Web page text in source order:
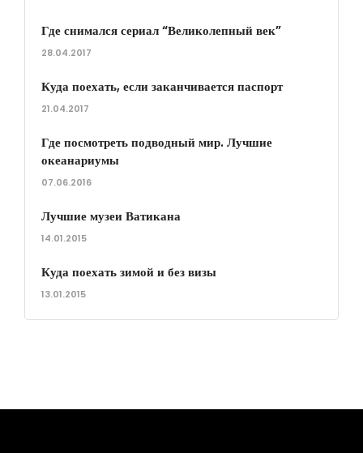
Где снимался сериал “Великолепный век”
28.04.2017
Куда поехать, если заканчивается паспорт
21.04.2017
Где посмотреть подводный мир. Лучшие
океанариумы
07.06.2016
Лучшие музеи Ватикана
14.01.2015
Куда поехать зимой и без визы
13.01.2015